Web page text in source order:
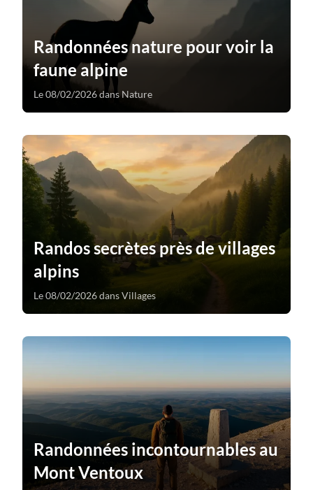
Randonnées nature pour voir la
faune alpine
Le 08/02/2026 dans Nature
Randos secrètes près de villages
alpins
Le 08/02/2026 dans Villages
Randonnées incontournables au
Mont Ventoux